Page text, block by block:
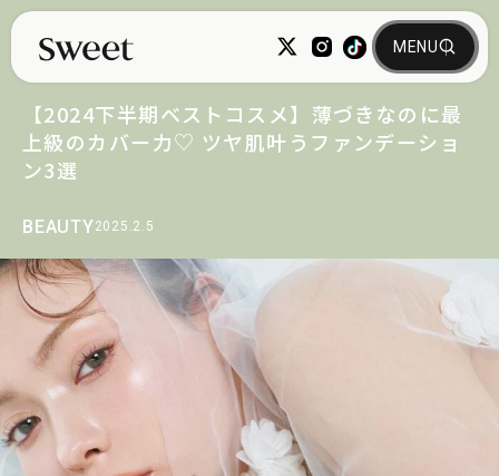
BEAUTY2025.2.5
【2024下半期ベストコスメ】薄づきなのに最
上級のカバー力♡ ツヤ肌叶うファンデーショ
ン3選